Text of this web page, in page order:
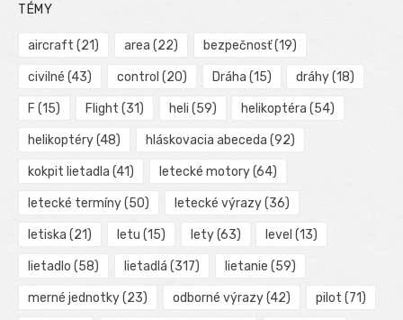
TÉMY
aircraft (21) area (22) bezpečnosť(19)
civilné (43) control (20) Dráha (15) dráhy(18)
F (15) Flight (31) heli (59) helikoptéra (54)
helikoptéry(48) hláskovacia abeceda (92)
kokpit lietadla (41) letecké motory(64)
letecké termíny(50) letecké výrazy(36)
letiska (21) letu (15) lety(63) level (13)
lietadlo (58) lietadlá (317) lietanie (59)
merné jednotky(23) odborné výrazy(42) pilot (71)